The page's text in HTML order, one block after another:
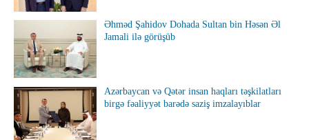
Əhməd Şahidov Dohada Sultan bin Həsən Əl
Jamali ilə görüşüb
Azərbaycan və Qətər insan haqları təşkilatları
birgə fəaliyyət barədə saziş imzalayıblar